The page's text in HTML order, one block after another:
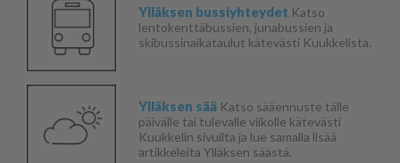
Ylläksen bussiyhteydet Katso
lentokenttäbussien, junabussien ja
skibussinaikataulut kätevästi Kuukkelista.
Ylläksen sää Katso sääennuste tälle
päivälle tai tulevalle viikolle kätevästi
Kuukkelin sivuilta ja lue samalla lisää
artikkeleita Ylläksen säästä.